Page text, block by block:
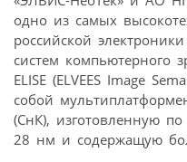
одно из самых
российской
систем компьютерного
ELISE (ELVEES Image
собой
(СнК), изготовленную по
28 нм и содержащую